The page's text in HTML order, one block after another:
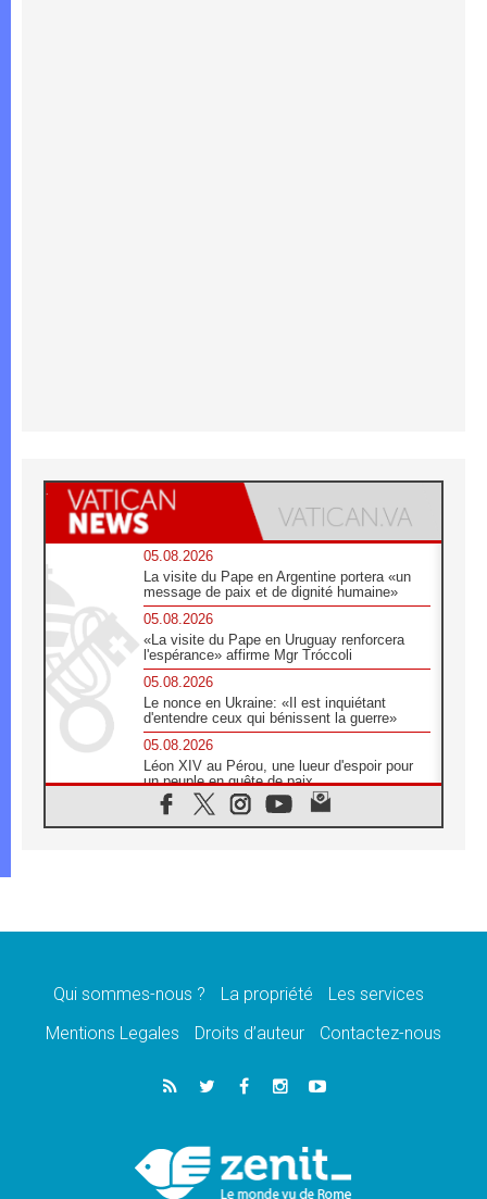
05.08.2026
La visite du Pape en Argentine portera «un
message de paix et de dignité humaine»
05.08.2026
«La visite du Pape en Uruguay renforcera
l'espérance» affirme Mgr Tróccoli
05.08.2026
Le nonce en Ukraine: «Il est inquiétant
d'entendre ceux qui bénissent la guerre»
05.08.2026
Léon XIV au Pérou, une lueur d'espoir pour
un peuple en quête de paix
05.08.2026
SCEAM: L'Église en Afrique vers
en Argentine et au Pérou
Audience générale: la prière est un acte
04.08.2026
Léon XIV invite les Chevaliers de Colomb à
Au Nigéria, attaques d'église, meurtre et
enlèvements de religieux suscitent l'émotion
Qui sommes-nous ? La propriété
Les services
Mentions Legales
Droits d’auteur Contactez-nous